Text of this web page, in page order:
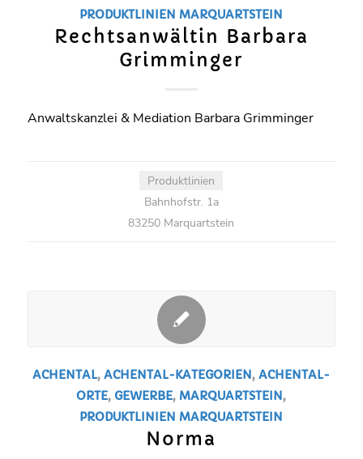
PRODUKTLINIEN MARQUARTSTEIN
Rechtsanwältin Barbara
Grimminger
Anwaltskanzlei & Mediation Barbara Grimminger
Produktlinien
Bahnhofstr. 1a
83250 Marquartstein
ACHENTAL,ACHENTAL-KATEGORIEN,ACHENTAL-
ORTE, GEWERBE, MARQUARTSTEIN,
PRODUKTLINIEN MARQUARTSTEIN
Norma